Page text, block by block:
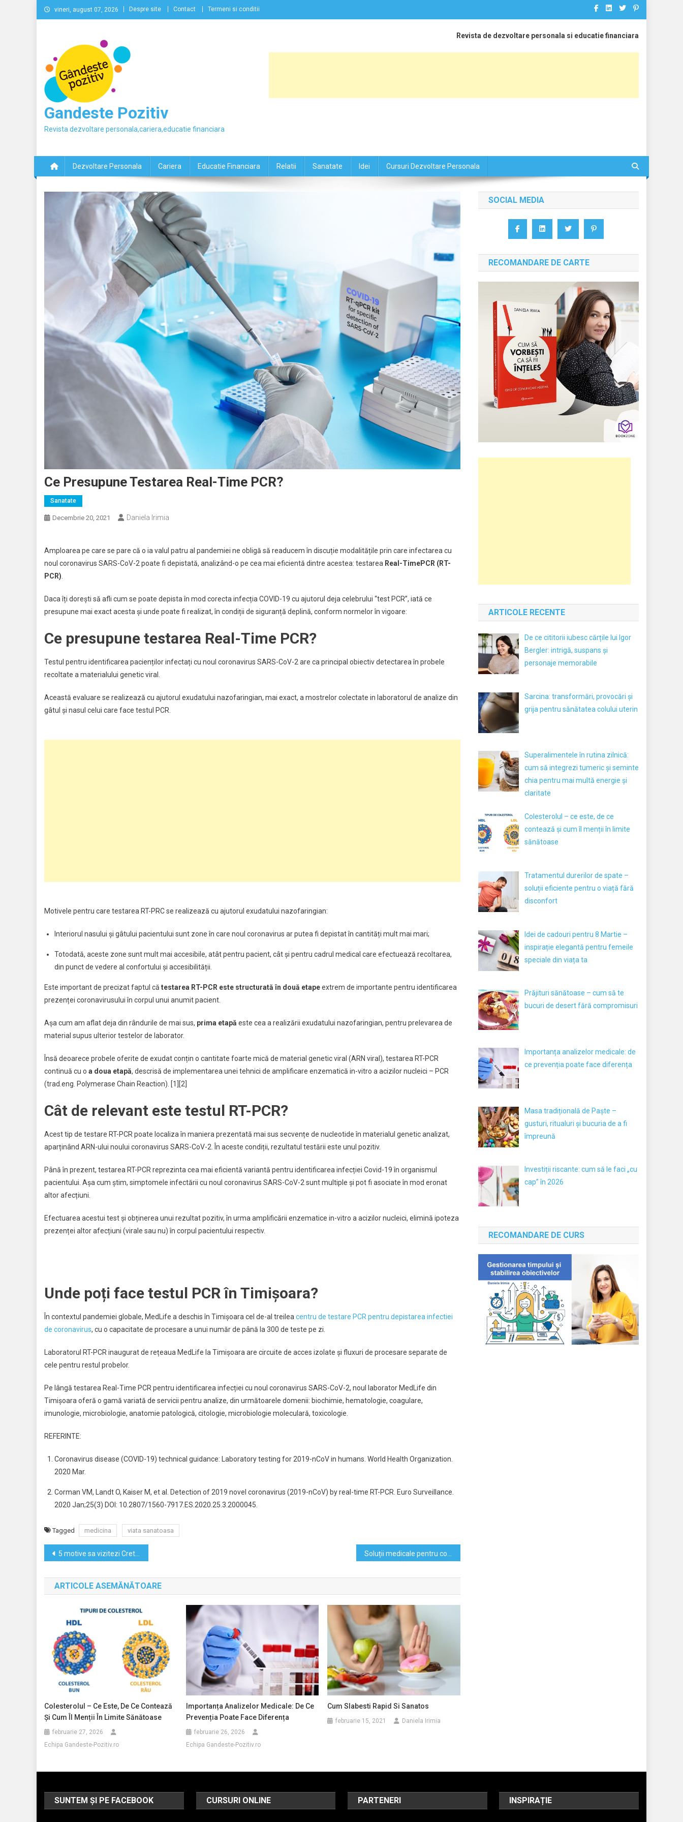
Skip
to
vineri, august 07, 2026 Despre site Contact Termeni si conditii
Gandeste Pozitiv
Revista dezvoltare personala,cariera,educatie financiara
Revista de dezvoltare personala si educatie financiara
Dezvoltare Personala Cariera Educatie Financiara Relatii Sanatate Idei Cursuri Dezvoltare Personala
Ce Presupune Testarea Real-Time PCR?
Sanatate
Decembrie 20, 2021 Daniela Irimia
Amploarea pe care se pare că o ia valul patru al pandemiei ne obligă să readucem în discuție modalitățile prin care infectarea cu
noul coronavirus SARS-CoV-2 poate fi depistată, analizând-o pe cea mai eficientă dintre acestea: testarea Real-TimePCR (RT-
PCR).
Daca îți dorești să afli cum se poate depista în mod corecta infecția COVID-19 cu ajutorul deja celebrului “test PCR”, iată ce
presupune mai exact acesta și unde poate fi realizat, în condiții de siguranță deplină, conform normelor în vigoare:
Ce presupune testarea Real-Time PCR?
Testul pentru identificarea pacienților infectați cu noul coronavirus SARS-CoV-2 are ca principal obiectiv detectarea în probele
recoltate a materialului genetic viral.
Această evaluare se realizează cu ajutorul exudatului nazofaringian, mai exact, a mostrelor colectate in laboratorul de analize din
gâtul și nasul celui care face testul PCR.
Motivele pentru care testarea RT-PRC se realizează cu ajutorul exudatului nazofaringian:
Interiorul nasului și gâtului pacientului sunt zone în care noul coronavirus ar putea fi depistat în cantități mult mai mari;
Totodată, aceste zone sunt mult mai accesibile, atât pentru pacient, cât și pentru cadrul medical care efectuează recoltarea,
din punct de vedere al confortului și accesibilității.
Este important de precizat faptul că testarea RT-PCR este structurată în două etapeextrem de importante pentru identificarea
prezenței coronavirusului în corpul unui anumit pacient.
Așa cum am aflat deja din rândurile de mai sus, prima etapă este cea a realizării exudatului nazofaringian, pentru prelevarea de
material supus ulterior testelor de laborator.
Însă deoarece probele oferite de exudat conțin o cantitate foarte mică de material genetic viral (ARN viral), testarea RT-PCR
continuă cu o a doua etapă, descrisă de implementarea unei tehnici de amplificare enzematică in-vitro a acizilor nucleici – PCR
(trad.eng. Polymerase Chain Reaction). [1][2]
Cât de relevant este testul RT-PCR?
Acest tip de testare RT-PCR poate localiza în maniera prezentată mai sus secvențe de nucleotide în materialul genetic analizat,
aparținând ARN-ului noului coronavirus SARS-CoV-2. În aceste condiții, rezultatul testării este unul pozitiv.
Până în prezent, testarea RT-PCR reprezinta cea mai eficientă variantă pentru identificarea infecției Covid-19 în organismul
pacientului. Așa cum știm, simptomele infectării cu noul coronavirus SARS-CoV-2 sunt multiple și pot fi asociate în mod eronat
altor afecțiuni.
Efectuarea acestui test și obținerea unui rezultat pozitiv, în urma amplificării enzematice in-vitro a acizilor nucleici, elimină ipoteza
prezenței altor afecțiuni (virale sau nu) în corpul pacientului respectiv.
Unde poți face testul PCR în Timișoara?
În contextul pandemiei globale, MedLife a deschis în Timișoara cel de-al treileacentru de testare PCR pentru depistarea infectiei
de coronavirus, cu o capacitate de procesare a unui număr de până la 300 de teste pe zi.
Laboratorul RT-PCR inaugurat de rețeaua MedLife la Timișoara are circuite de acces izolate și fluxuri de procesare separate de
cele pentru restul probelor.
Pe lângă testarea Real-Time PCR pentru identificarea infecției cu noul coronavirus SARS-CoV-2, noul laborator MedLife din
Timișoara oferă o gamă variată de servicii pentru analize, din următoarele domenii: biochimie, hematologie, coagulare,
imunologie, microbiologie, anatomie patologică, citologie, microbiologie moleculară, toxicologie.
REFERINTE:
Coronavirus disease (COVID-19) technical guidance: Laboratory testing for 2019-nCoV in humans. World Health Organization.
2020 Mar.
Corman VM, Landt O, Kaiser M, et al. Detection of 2019 novel coronavirus (2019-nCoV) by real-time RT-PCR. Euro Surveillance.
2020 Jan;25(3) DOI: 10.2807/1560-7917.ES.2020.25.3.2000045.
Tagged medicina viata sanatoasa
Navigare
în
articole
5 motive sa vizitezi Creta, cea mai mare insula a Greciei Soluții medicale pentru corectarea pungilor de grăsime de sub ochi
ARTICOLE ASEMĂNĂTOARE
Colesterolul – Ce Este, De Ce Contează
Și Cum Îl Menții În Limite Sănătoase
februarie 27, 2026
Echipa Gandeste-Pozitiv.ro
Importanța Analizelor Medicale: De Ce
Prevenția Poate Face Diferența
februarie 26, 2026
Echipa Gandeste-Pozitiv.ro
Cum Slabesti Rapid Si Sanatos
februarie 15, 2021 Daniela Irimia
SOCIAL MEDIA
RECOMANDARE DE CARTE
ARTICOLE RECENTE
De ce cititorii iubesc cărțile lui Igor
Bergler: intrigă, suspans și
personaje memorabile
Sarcina: transformări, provocări și
grija pentru sănătatea colului uterin
Superalimentele în rutina zilnică:
cum să integrezi tumeric și seminte
chia pentru mai multă energie și
claritate
Colesterolul – ce este, de ce
contează și cum îl menții în limite
sănătoase
Tratamentul durerilor de spate –
soluții eficiente pentru o viață fără
disconfort
Idei de cadouri pentru 8 Martie –
inspirație elegantă pentru femeile
speciale din viața ta
Prăjituri sănătoase – cum să te
bucuri de desert fără compromisuri
Importanța analizelor medicale: de
ce prevenția poate face diferența
Masa tradițională de Paște –
gusturi, ritualuri și bucuria de a fi
împreună
Investiții riscante: cum să le faci „cu
cap” în 2026
RECOMANDARE DE CURS
SUNTEM ȘI PE FACEBOOK CURSURI ONLINE PARTENERI INSPIRAȚIE